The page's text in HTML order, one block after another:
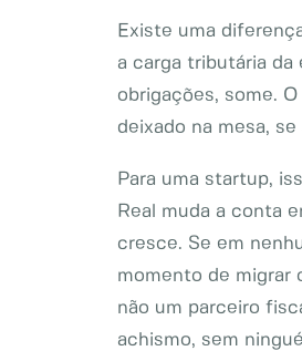
Existe uma
a carga tributária da
obrigações, some.
deixado na mesa,
Para uma startup,
Real muda a conta
cresce. Se em
momento de migrar
não um parceiro
achismo, sem